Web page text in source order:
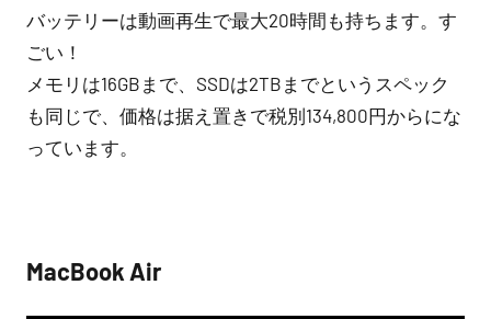
バッテリーは動画再生で最大20時間も持ちます。す
ごい！
メモリは16GBまで、SSDは2TBまでというスペック
も同じで、価格は据え置きで税別134,800円からにな
っています。
MacBook Air